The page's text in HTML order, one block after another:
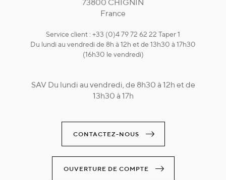
73800 CHIGNIN
France
Service client : +33 (0)4 79 72 62 22 Taper 1
Du lundi au vendredi de 8h à 12h et de 13h30 à 17h30
(16h30 le vendredi)
SAV Du lundi au vendredi, de 8h30 à 12h et de
13h30 à 17h
CONTACTEZ-NOUS
OUVERTURE DE COMPTE